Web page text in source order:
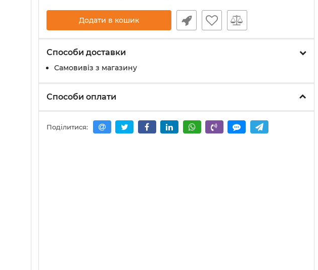
Додати в кошик
Способи доставки
Самовивіз з магазину
Способи оплати
Поділитися: